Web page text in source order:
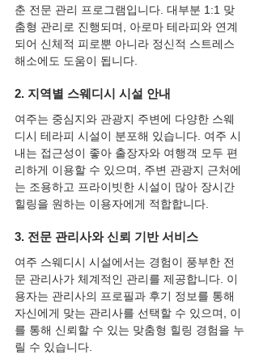
춘 전문 관리 프로그램입니다. 대부분 1:1 맞
춤형 관리로 진행되며, 아로마 테라피와 연계
되어 신체적 피로뿐 아니라 정신적 스트레스
해소에도 도움이 됩니다.
2. 지역별 스웨디시 시설 안내
여주는 중심지와 관광지 주변에 다양한 스웨
디시 테라피 시설이 분포해 있습니다. 여주 시
내는 접근성이 좋아 출장자와 여행객 모두 편
리하게 이용할 수 있으며, 주변 관광지 근처에
는 조용하고 프라이빗한 시설이 많아 장시간
힐링을 원하는 이용자에게 적합합니다.
3. 전문 관리사와 신뢰 기반 서비스
여주 스웨디시 시설에서는 경험이 풍부한 전
문 관리사가 체계적인 관리를 제공합니다. 이
용자는 관리사의 프로필과 후기 정보를 통해
자신에게 맞는 관리사를 선택할 수 있으며, 이
를 통해 신뢰할 수 있는 맞춤형 힐링 경험을 누
릴 수 있습니다.